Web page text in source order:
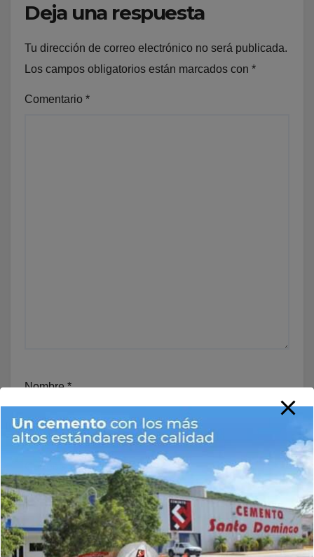
Deja una respuesta
Tu dirección de correo electrónico no será publicada.
Los campos obligatorios están marcados con *
Comentario *
Nombre*
Correo electrónico*
Web